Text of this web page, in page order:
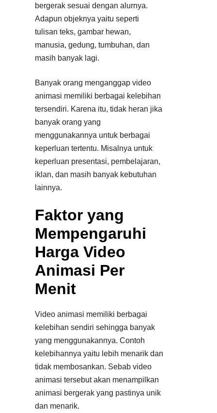
bergerak sesuai dengan alurnya.
Adapun objeknya yaitu seperti
tulisan teks, gambar hewan,
manusia, gedung, tumbuhan, dan
masih banyak lagi.
Banyak orang menganggap video
animasi memiliki berbagai kelebihan
tersendiri. Karena itu, tidak heran jika
banyak orang yang
menggunakannya untuk berbagai
keperluan tertentu. Misalnya untuk
keperluan presentasi, pembelajaran,
iklan, dan masih banyak kebutuhan
lainnya.
Faktor yang
Mempengaruhi
Harga Video
Animasi Per
Menit
Video animasi memiliki berbagai
kelebihan sendiri sehingga banyak
yang menggunakannya. Contoh
kelebihannya yaitu lebih menarik dan
tidak membosankan. Sebab video
animasi tersebut akan menampilkan
animasi bergerak yang pastinya unik
dan menarik.